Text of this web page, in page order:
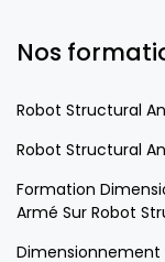
Nos
Robot Structural
Robot Structural
Formation
Armé Sur Robot